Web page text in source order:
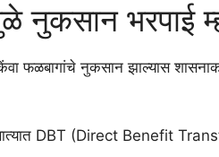
नुकसान भरपाई
फळबागांचे नुकसान झाल्यास
DBT (Direct Benefit